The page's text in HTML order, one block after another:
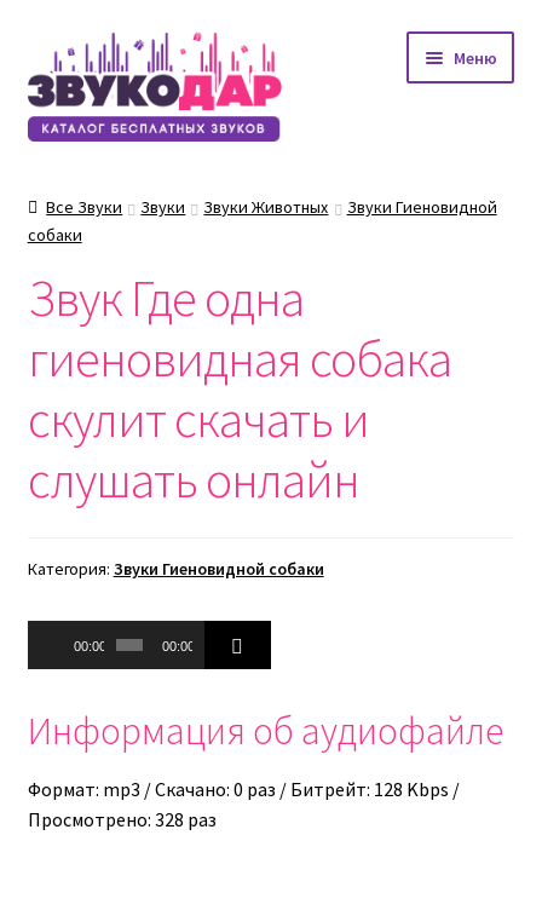
Перейти
к
навигации
Перейти
к
содержимому
Меню
Все Звуки Звуки Звуки Животных
Звуки Гиеновидной
собаки
Звук Где одна
гиеновидная собака
скулит скачать и
слушать онлайн
Категория: Звуки Гиеновидной собаки
Аудиоплеер
00:00 00:00
Информация об аудиофайле
Формат: mp3 / Скачано: 0 раз / Битрейт: 128 Kbps /
Просмотрено: 328 раз